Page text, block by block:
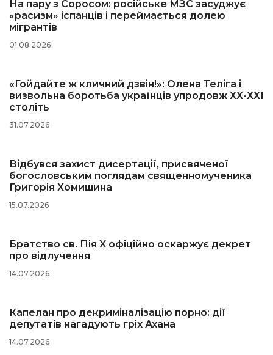
На пару з Соросом: російське МЗС засуджує
«расизм» іспанців і переймається долею
мігрантів
01.08.2026
«Гойдайте ж кличний дзвін!»: Олена Теліга і
визвольна боротьба українців упродовж ХХ-ХХІ
століть
31.07.2026
Відбувся захист дисертації, присвяченої
богословським поглядам священномученика
Григорія Хомишина
15.07.2026
Братство св. Пія X офіційно оскаржує декрет
про відлучення
14.07.2026
Капелан про декриміналізацію порно: дії
депутатів нагадують гріх Ахана
14.07.2026